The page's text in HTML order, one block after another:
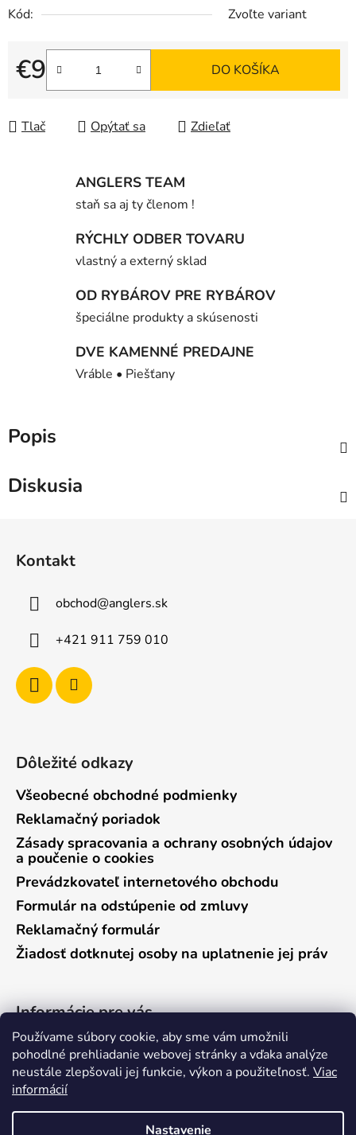
Používame súbory cookie, aby sme vám umožnili
pohodlné prehliadanie webovej stránky a vďaka analýze
neustále zlepšovali jej funkcie, výkon a použiteľnosť. Viac
informácií
Nastavenie
Kód:
Zvoľte variant
€9
Jednotková cena:
DO KOŠÍKA
Tlač Opýtať sa Zdieľať
ANGLERS TEAM
staň sa aj ty členom !
RÝCHLY ODBER TOVARU
vlastný a externý sklad
OD RYBÁROV PRE RYBÁROV
špeciálne produkty a skúsenosti
DVE KAMENNÉ PREDAJNE
Vráble • Piešťany
Popis
Diskusia
Kontakt
obchod@anglers.sk
+421 911 759 010
Dôležité odkazy
Všeobecné obchodné podmienky
Reklamačný poriadok
Zásady spracovania a ochrany osobných údajov
a poučenie o cookies
Prevádzkovateľ internetového obchodu
Formulár na odstúpenie od zmluvy
Reklamačný formulár
Žiadosť dotknutej osoby na uplatnenie jej práv
Informácie pre vás
Predajňa Vráble
Predajňa Pieštany
Ako nakupovať